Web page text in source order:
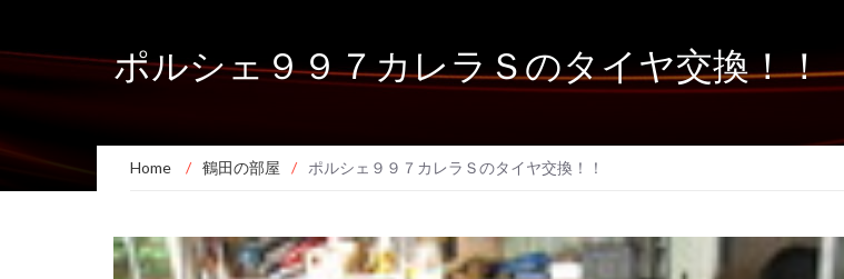
ポルシェ９９７カレラＳのタイヤ交換！！
Home / 鶴田の部屋 / ポルシェ９９７カレラＳのタイヤ交換！！